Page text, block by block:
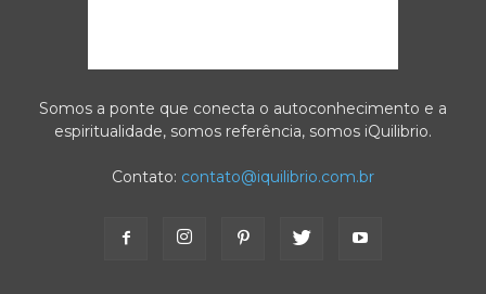
Somos a ponte que conecta o autoconhecimento e a
espiritualidade, somos referência, somos iQuilibrio.
Contato: contato@iquilibrio.com.br